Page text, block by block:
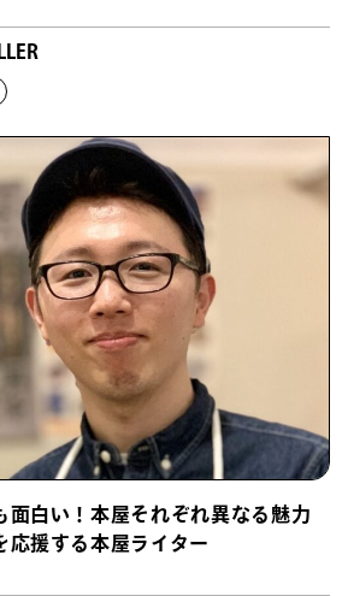
面白い！本屋それぞれ異なる魅力
応援する本屋ライター